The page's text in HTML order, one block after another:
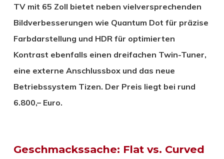
TV mit 65 Zoll bietet neben vielversprechenden
Bildverbesserungen wie Quantum Dot für präzise
Farbdarstellung und HDR für optimierten
Kontrast ebenfalls einen dreifachen Twin-Tuner,
eine externe Anschlussbox und das neue
Betriebssystem Tizen. Der Preis liegt bei rund
6.800,– Euro.
Geschmackssache: Flat vs. Curved